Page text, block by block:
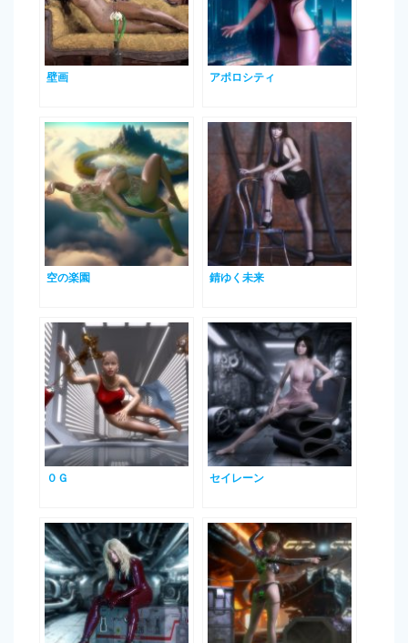
壁画 アポロシティ
空の楽園 錆ゆく未来
０Ｇ セイレーン